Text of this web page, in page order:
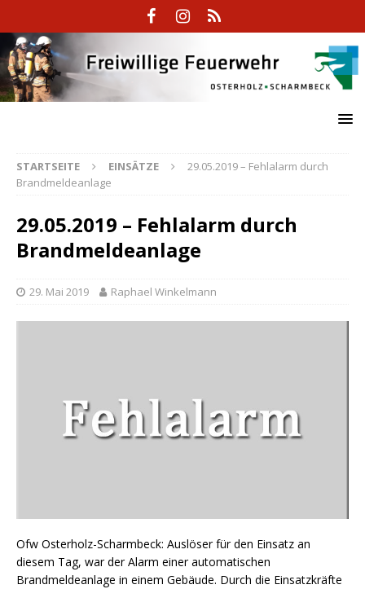
STARTSEITE EINSÄTZE
29.05.2019 – Fehlalarm durch
Brandmeldeanlage
29.05.2019 – Fehlalarm durch
Brandmeldeanlage
29. Mai 2019 Raphael Winkelmann
Ofw Osterholz-Scharmbeck: Auslöser für den Einsatz an
diesem Tag, war der Alarm einer automatischen
Brandmeldeanlage in einem Gebäude. Durch die Einsatzkräfte